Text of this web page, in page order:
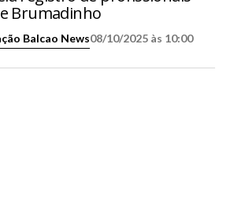
Brumadinho
Balcao News08/10/2025 às 10:00